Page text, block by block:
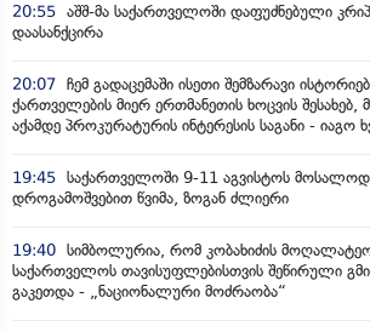
20:55 აშშ-მა საქართველოში დაფუძნებული
დაასანქცირა
20:07 ჩემ გადაცემაში ისეთი შემზარავი
ქართველების მიერ ერთმანეთის ხოცვის
აქამდე პროკურატურის ინტერესის საგანი - იაგო
19:45 საქართველოში 9-11 აგვისტოს
დროგამოშვებით წვიმა, ზოგან ძლიერი
19:40 სიმბოლურია, რომ კობახიძის
საქართველოს თავისუფლებისთვის შეწირული
გაკეთდა - „ნაციონალური მოძრაობა“